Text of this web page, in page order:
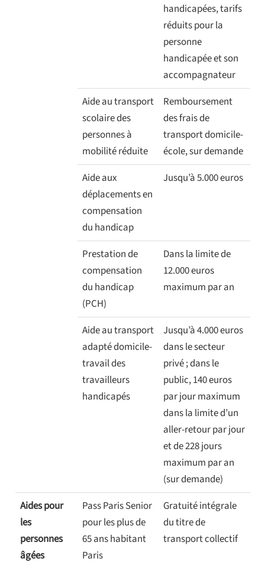
handicapées, tarifs
réduits pour la
personne
handicapée et son
accompagnateur
Aide au transport
scolaire des
personnes à
mobilité réduite
Remboursement
des frais de
transport domicile-
école, sur demande
Aide aux
déplacements en
compensation
du handicap
Jusqu’à 5.000 euros
Prestation de
compensation
du handicap
(PCH)
Dans la limite de
12.000 euros
maximum par an
Aide au transport
adapté domicile-
travail des
travailleurs
handicapés
Jusqu’à 4.000 euros
dans le secteur
privé ; dans le
public, 140 euros
par jour maximum
dans la limite d’un
aller-retour par jour
et de 228 jours
maximum par an
(sur demande)
Aides pour
les
personnes
âgées
Pass Paris Senior
pour les plus de
65 ans habitant
Paris
Gratuité intégrale
du titre de
transport collectif